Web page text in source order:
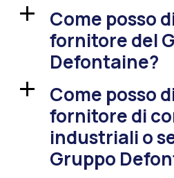
a
Come posso
fornitore del
Defontaine?
a
Come posso
fornitore di
industriali o
Gruppo